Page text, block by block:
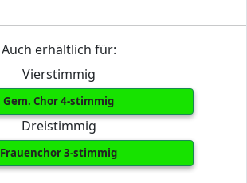
Auch erhältlich für:
Vierstimmig
Gem. Chor 4-stimmig
Dreistimmig
Frauenchor 3-stimmig